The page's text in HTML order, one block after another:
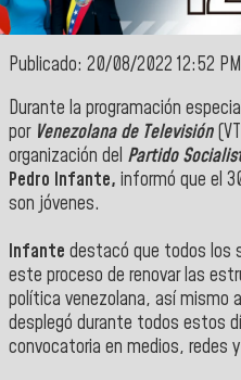
Publicado: 20/08/2022 12:52 PM
Durante la programación
por Venezolana de Televisión
organización del Partido
Pedro Infante, informó que el
son jóvenes.
Infante destacó que todos los
este proceso de renovar las
política venezolana, así mismo
desplegó durante todos estos
convocatoria en medios, redes